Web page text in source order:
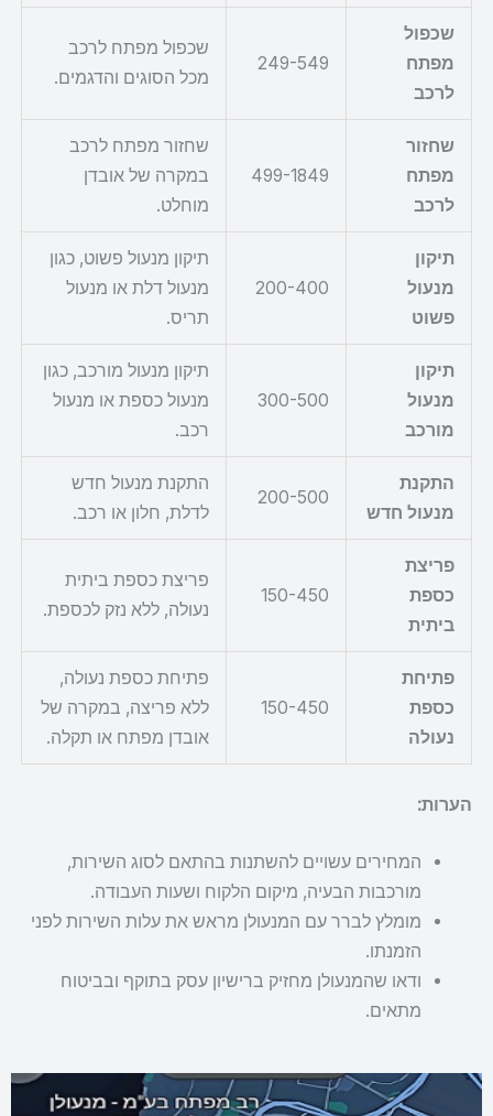
שכפול
מפתח
לרכב
249-549
שכפול מפתח לרכב
מכל הסוגים והדגמים.
שחזור
מפתח
לרכב
499-1849
שחזור מפתח לרכב
במקרה של אובדן
מוחלט.
תיקון
מנעול
פשוט
200-400
תיקון מנעול פשוט, כגון
מנעול דלת או מנעול
תריס.
תיקון
מנעול
מורכב
300-500
תיקון מנעול מורכב, כגון
מנעול כספת או מנעול
רכב.
התקנת
מנעול חדש
200-500
התקנת מנעול חדש
לדלת, חלון או רכב.
פריצת
כספת
ביתית
150-450
פריצת כספת ביתית
נעולה, ללא נזק לכספת.
פתיחת
כספת
נעולה
150-450
פתיחת כספת נעולה,
ללא פריצה, במקרה של
אובדן מפתח או תקלה.
הערות:
המחירים עשויים להשתנות בהתאם לסוג השירות,
מורכבות הבעיה, מיקום הלקוח ושעות העבודה.
מומלץ לברר עם המנעולן מראש את עלות השירות לפני
הזמנתו.
ודאו שהמנעולן מחזיק ברישיון עסק בתוקף ובביטוח
מתאים.